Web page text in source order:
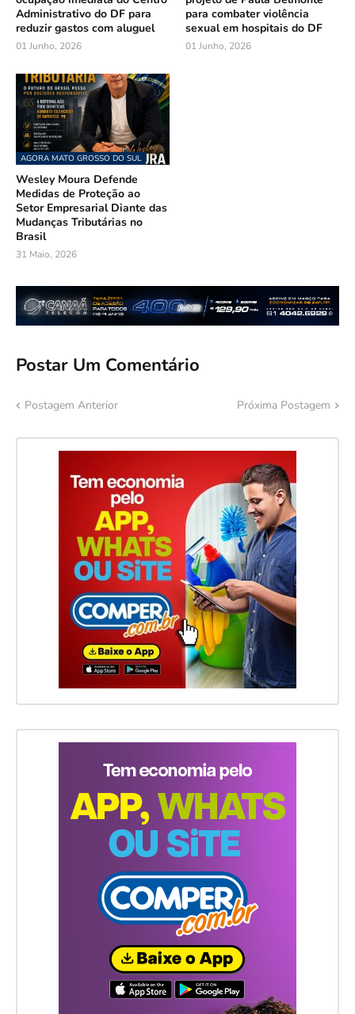
Administrativo do DF para
reduzir gastos com aluguel
01 Junho, 2026
para combater violência
sexual em hospitais do DF
01 Junho, 2026
AGORA MATO GROSSO DO SUL
Wesley Moura Defende
Medidas de Proteção ao
Setor Empresarial Diante das
Mudanças Tributárias no
Brasil
31 Maio, 2026
Postar Um Comentário
Postagem Anterior Próxima Postagem